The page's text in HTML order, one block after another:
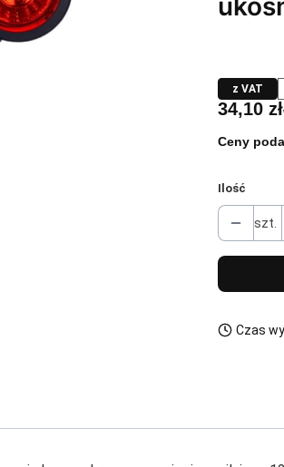
z VAT
Cena
34,10 zł
Ceny
Ilość
szt.
Czas